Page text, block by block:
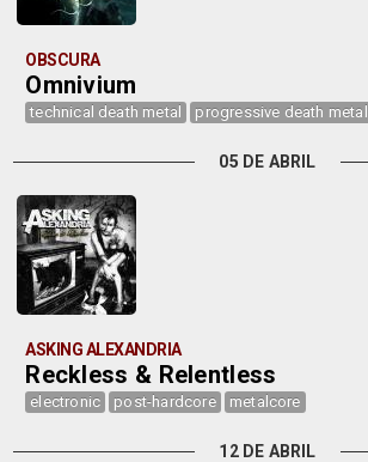
OBSCURA
Omnivium
technical death metal progressive death metal
05 DE ABRIL
ASKING ALEXANDRIA
Reckless & Relentless
electronic post-hardcore metalcore
12 DE ABRIL